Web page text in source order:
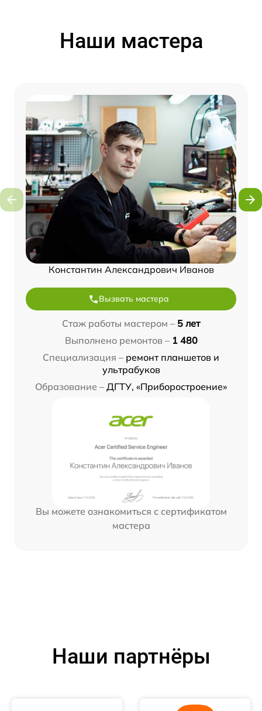
Наши мастера
Константин Александрович Иванов
Вызвать мастера
Стаж работы мастером – 5 лет
Выполнено ремонтов – 1 480
Специализация – ремонт планшетов и
ультрабуков
Образование – ДГТУ, «Приборостроение»
Вы можете ознакомиться с сертификатом
мастера
Наши партнёры